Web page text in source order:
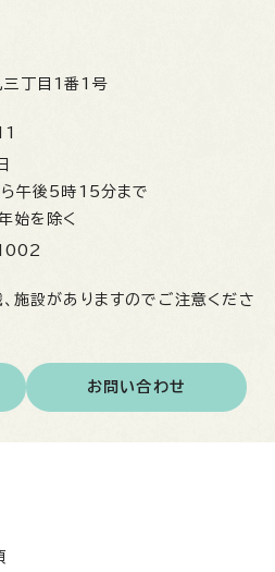
三丁目1番1号
午後5時15分まで
始を除く
施設がありますのでご注意くださ
お問い合わせ